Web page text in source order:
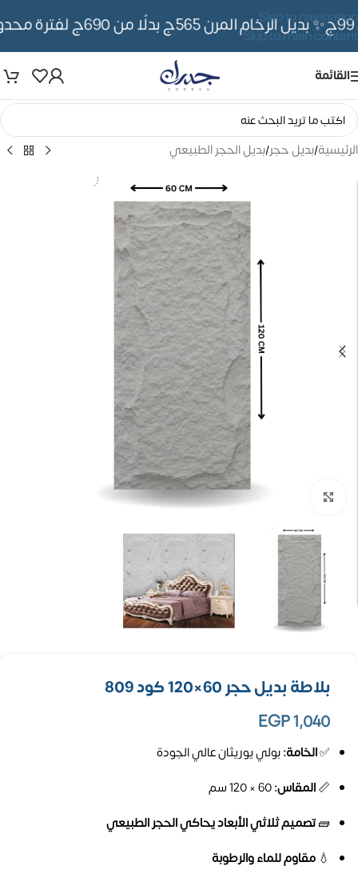
Skip to navigation
Skip to main content
✨ بديل الرخام المرن 565ج بدلًا من 690ج لفترة محدوده
القائمة
الرئيسية/بديل حجر/بديل الحجر الطبيعي
بلاطة بديل حجر 60×120 كود 809
EGP1,040
✅الخامة:بولي يوريثان عالي الجودة
📏المقاس:
🧱تصميم ثلاثي الأبعاد يحاكي الحجر الطبيعي
💧 مقاوم للماء والرطوبة